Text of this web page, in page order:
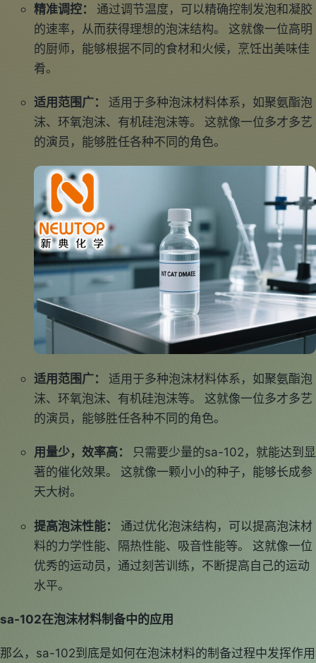
精准调控：
通过调节温度，可以精确控制发泡和凝胶
的速率，从而获得理想的泡沫结构。 这就像一位高明
的厨师，能够根据不同的食材和火候，烹饪出美味佳
肴。
适用范围广：
适用于多种泡沫材料体系，如聚氨酯泡
沫、环氧泡沫、有机硅泡沫等。 这就像一位多才多艺
的演员，能够胜任各种不同的角色。
适用范围广：
适用于多种泡沫材料体系，如聚氨酯泡
沫、环氧泡沫、有机硅泡沫等。 这就像一位多才多艺
的演员，能够胜任各种不同的角色。
用量少，效率高：
只需要少量的sa-102，就能达到显
著的催化效果。 这就像一颗小小的种子，能够长成参
天大树。
提高泡沫性能：
通过优化泡沫结构，可以提高泡沫材
料的力学性能、隔热性能、吸音性能等。 这就像一位
优秀的运动员，通过刻苦训练，不断提高自己的运动
水平。
sa-102在泡沫材料制备中的应用
那么，sa-102到底是如何在泡沫材料的制备过程中发挥作用